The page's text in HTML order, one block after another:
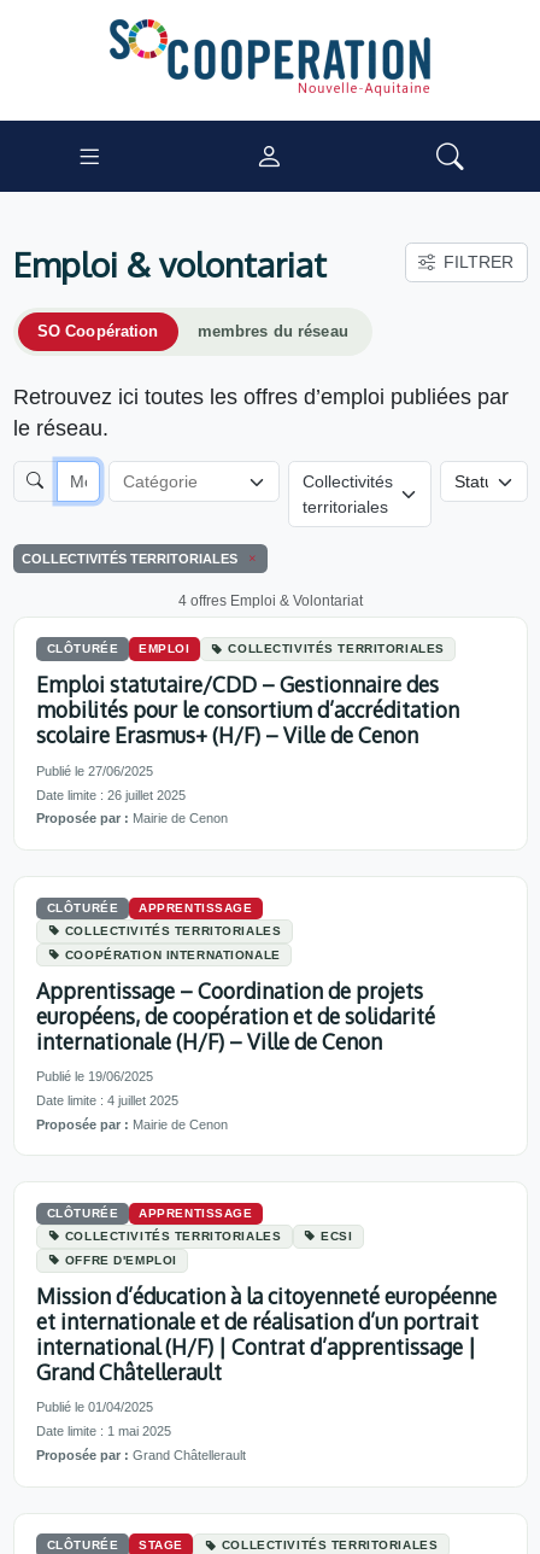
Emploi & volontariat FILTRER
SO Coopération membres du réseau
Retrouvez ici toutes les offres d’emploi publiées par
le réseau.
Collectivités
territoriales
COLLECTIVITÉS TERRITORIALES
4 offres Emploi & Volontariat
CLÔTURÉE EMPLOI COLLECTIVITÉS TERRITORIALES
Emploi statutaire/CDD – Gestionnaire des
mobilités pour le consortium d’accréditation
scolaire Erasmus+ (H/F) – Ville de Cenon
Publié le 27/06/2025
Date limite : 26 juillet 2025
Proposée par : Mairie de Cenon
CLÔTURÉE
APPRENTISSAGE
COLLECTIVITÉS TERRITORIALES
COOPÉRATION INTERNATIONALE
Apprentissage – Coordination de projets
européens, de coopération et de solidarité
internationale (H/F) – Ville de Cenon
Publié le 19/06/2025
Date limite : 4 juillet 2025
Proposée par : Mairie de Cenon
CLÔTURÉE
APPRENTISSAGE
COLLECTIVITÉS TERRITORIALES
ECSI
OFFRE D'EMPLOI
Mission d’éducation à la citoyenneté européenne
et internationale et de réalisation d’un portrait
international (H/F) | Contrat d’apprentissage |
Grand Châtellerault
Publié le 01/04/2025
Date limite : 1 mai 2025
Proposée par : Grand Châtellerault
CLÔTURÉE STAGE
COLLECTIVITÉS TERRITORIALES